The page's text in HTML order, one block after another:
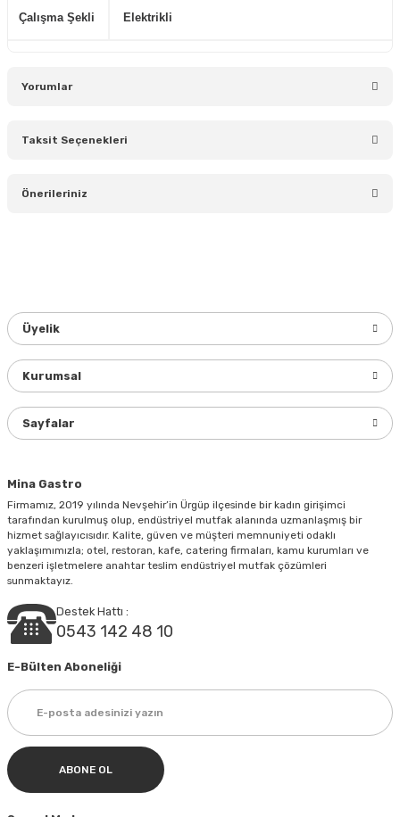
Çalışma Şekli Elektrikli
Yorumlar
Taksit Seçenekleri
Önerileriniz
Ürün bilgilerinde hatalar bulunuyor.
Bu ürüne benzer farklı alternatifler olmalı.
Gönder
Mina Gastro
Firmamız, 2019 yılında Nevşehir’in Ürgüp ilçesinde bir kadın girişimci
tarafından kurulmuş olup, endüstriyel mutfak alanında uzmanlaşmış bir
hizmet sağlayıcısıdır. Kalite, güven ve müşteri memnuniyeti odaklı
yaklaşımımızla; otel, restoran, kafe, catering firmaları, kamu kurumları ve
benzeri işletmelere anahtar teslim endüstriyel mutfak çözümleri
sunmaktayız.
Destek Hattı :
0543 142 48 10
Üyelik
Kurumsal
Sayfalar
E-Bülten Aboneliği
ABONE OL